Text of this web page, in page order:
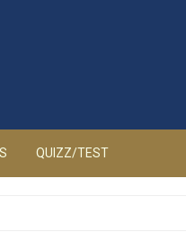
QUIZZ/TEST